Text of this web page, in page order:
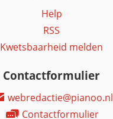
Help
RSS
Kwetsbaarheid melden
Contactformulier
webredactie@pianoo.nl
Contactformulier